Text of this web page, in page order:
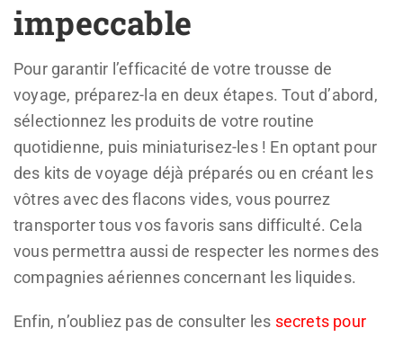
impeccable
Pour garantir l’efficacité de votre trousse de
voyage, préparez-la en deux étapes. Tout d’abord,
sélectionnez les produits de votre routine
quotidienne, puis miniaturisez-les ! En optant pour
des kits de voyage déjà préparés ou en créant les
vôtres avec des flacons vides, vous pourrez
transporter tous vos favoris sans difficulté. Cela
vous permettra aussi de respecter les normes des
compagnies aériennes concernant les liquides.
Enfin, n’oubliez pas de consulter les secrets pour